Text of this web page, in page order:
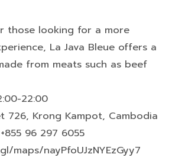
those looking for a more
La Java Bleue offers a
from meats such as beef
22:00
726, Krong Kampot, Cambodia
96 297 6055
maps/nayPfoUJzNYEzGyy7